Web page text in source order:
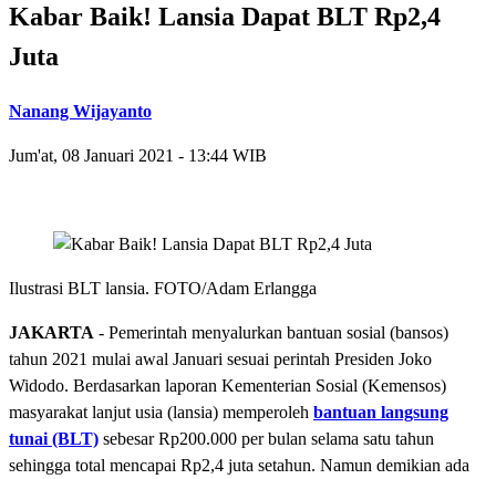
Kabar Baik! Lansia Dapat BLT Rp2,4
Juta
Nanang Wijayanto
Jum'at, 08 Januari 2021 - 13:44 WIB
Ilustrasi BLT lansia. FOTO/Adam Erlangga
JAKARTA - Pemerintah menyalurkan bantuan sosial (bansos)
tahun 2021 mulai awal Januari sesuai perintah Presiden Joko
Widodo. Berdasarkan laporan Kementerian Sosial (Kemensos)
masyarakat lanjut usia (lansia) memperoleh bantuan langsung
tunai (BLT) sebesar Rp200.000 per bulan selama satu tahun
sehingga total mencapai Rp2,4 juta setahun. Namun demikian ada